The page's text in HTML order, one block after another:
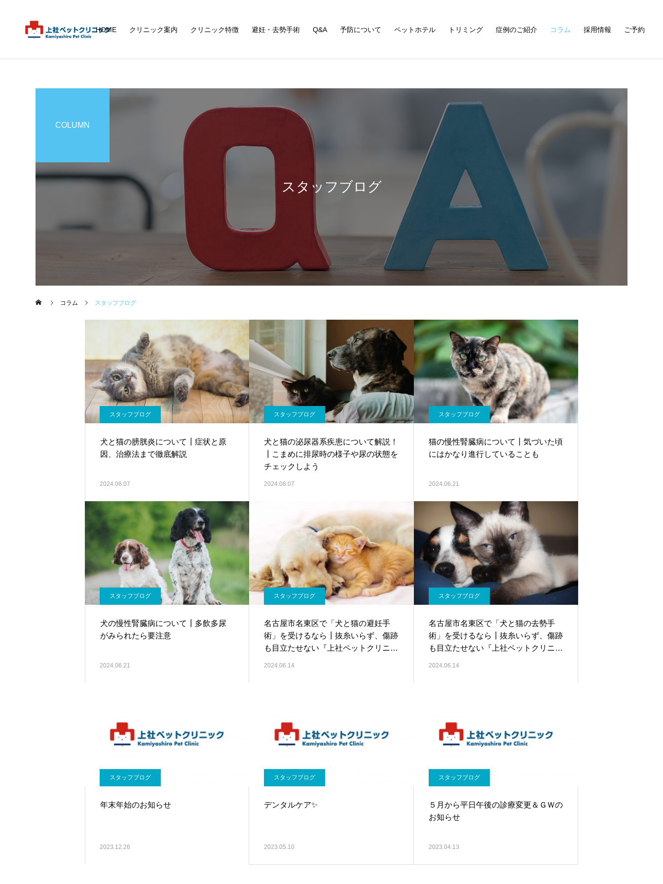
HOME クリニック案内 クリニック特徴 避妊・去勢手術 Q&A 予防について ペットホテル トリミング 症例のご紹介 コラム 採用情報 ご予約
スタッフブログ
COLUMN
コラム スタッフブログ
スタッフブログ
犬と猫の膀胱炎について┃症状と原
因、治療法まで徹底解説
2024.08.07
スタッフブログ
犬と猫の泌尿器系疾患について解説！
┃こまめに排尿時の様子や尿の状態を
チェックしよう
2024.08.07
スタッフブログ
猫の慢性腎臓病について┃気づいた頃
にはかなり進行していることも
2024.06.21
スタッフブログ
犬の慢性腎臓病について┃多飲多尿
がみられたら要注意
2024.06.21
スタッフブログ
名古屋市名東区で「犬と猫の避妊手
術」を受けるなら┃抜糸いらず、傷跡
も目立たせない『上社ペットクリニッ
2024.06.14
スタッフブログ
名古屋市名東区で「犬と猫の去勢手
術」を受けるなら┃抜糸いらず、傷跡
も目立たせない『上社ペットクリニッ
2024.06.14
スタッフブログ
年末年始のお知らせ
2023.12.26
スタッフブログ
デンタルケア✨
2023.05.10
スタッフブログ
５月から平日午後の診療変更＆ＧＷの
お知らせ
2023.04.13